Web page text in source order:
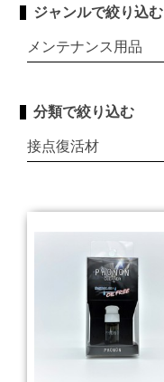
ジャンルで絞り込む
メンテナンス用品
分類で絞り込む
接点復活材